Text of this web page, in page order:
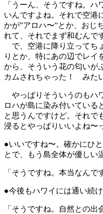
「うーん、そうですね。
いんですよね。それで空港
かが”アロハ〜”とか、おじ
れて、それでまず和むんで
で、空港に降り立ってち
りとか、特にあの辺でレイ
から、そういう花の匂いが
カムされちゃった！ みた
やっぱりそういうのもハ
ロハが島に染み付いている
と思うんですけど。それで
浸るとやっぱりいいよね〜
●いいですね〜。確かにひ
とで、もう島全体が優しい
「そうですね。本当なんで
●今後もハワイには通い続
「そうですね。自然との